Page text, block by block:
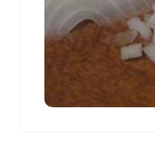
Цинк
Ванадий